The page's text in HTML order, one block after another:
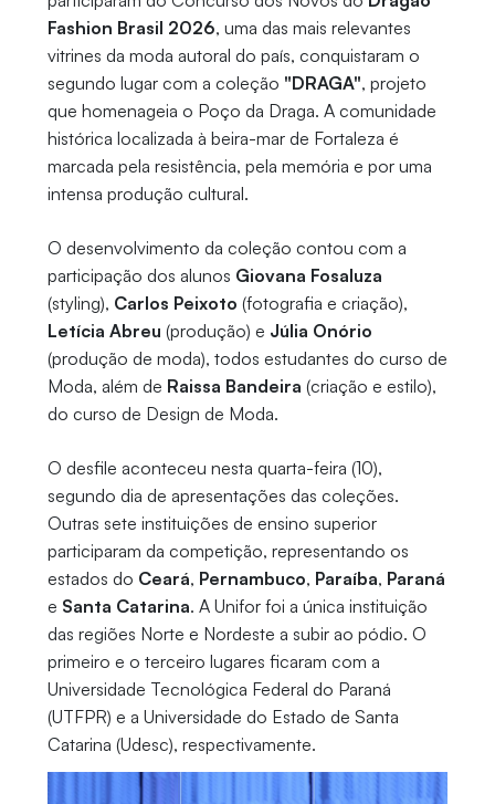
Fashion Brasil 2026, uma das mais relevantes
vitrines da moda autoral do país, conquistaram o
segundo lugar com a coleção "DRAGA", projeto
que homenageia o Poço da Draga. A comunidade
histórica localizada à beira-mar de Fortaleza é
marcada pela resistência, pela memória e por uma
intensa produção cultural.
O desenvolvimento da coleção contou com a
participação dos alunos Giovana Fosaluza
(styling), Carlos Peixoto (fotografia e criação),
Letícia Abreu (produção) e Júlia Onório
(produção de moda), todos estudantes do curso de
Moda, além de Raissa Bandeira (criação e estilo),
do curso de Design de Moda.
O desfile aconteceu nesta quarta-feira (10),
segundo dia de apresentações das coleções.
Outras sete instituições de ensino superior
participaram da competição, representando os
estados do Ceará, Pernambuco, Paraíba, Paraná
e Santa Catarina. A Unifor foi a única instituição
das regiões Norte e Nordeste a subir ao pódio. O
primeiro e o terceiro lugares ficaram com a
Universidade Tecnológica Federal do Paraná
(UTFPR) e a Universidade do Estado de Santa
Catarina (Udesc), respectivamente.